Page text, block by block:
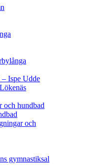
Ispe Udde
och hundbad
och
gymnastiksal